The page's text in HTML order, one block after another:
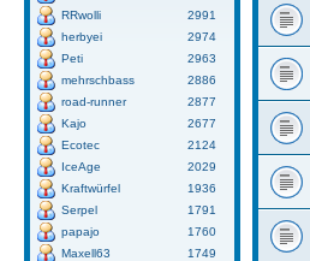
RRwolli
2991
herbyei
2974
Peti
2963
mehrschbass
2886
road-runner
2877
Kajo
2677
Ecotec
2124
IceAge
2029
Kraftwürfel
1936
Serpel
1791
papajo
1760
Maxell63
1749